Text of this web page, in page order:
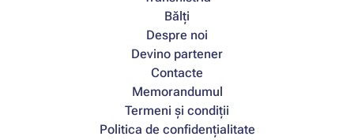
Bălți
Despre noi
Devino partener
Contacte
Memorandumul
Termeni și condiții
Politica de confidențialitate